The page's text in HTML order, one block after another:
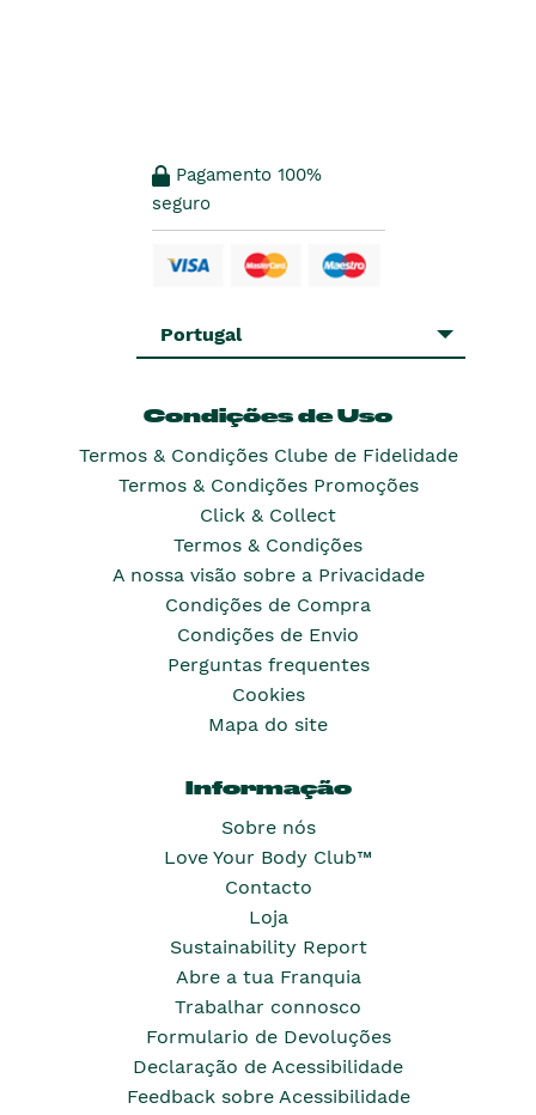
Pagamento 100%
seguro
Portugal
Condições de Uso
Termos & Condições Clube de Fidelidade
Termos & Condições Promoções
Click & Collect
Termos & Condições
A nossa visão sobre a Privacidade
Condições de Compra
Condições de Envio
Perguntas frequentes
Cookies
Mapa do site
Informação
Sobre nós
Love Your Body Club™
Contacto
Loja
Sustainability Report
Abre a tua Franquia
Trabalhar connosco
Formulario de Devoluções
Declaração de Acessibilidade
Feedback sobre Acessibilidade